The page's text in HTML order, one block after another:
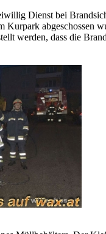
Dienst bei
abgeschossen
werden, dass die